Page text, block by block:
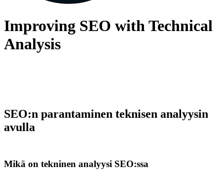
Improving SEO with Technical
Analysis
SEO:n parantaminen teknisen analyysin
avulla
Mikä on tekninen analyysi SEO:ssa